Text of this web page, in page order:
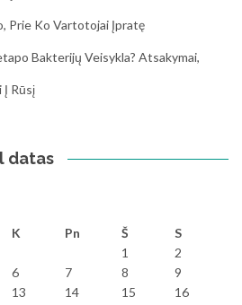
Prie Ko Vartotojai Įpratę
Bakterijų Veisykla? Atsakymai,
Į Rūsį
datas
K Pn Š
S
1
2
6 7 8
9
13 14 15
16